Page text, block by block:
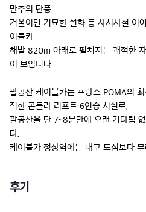
만추의 단풍
겨울이면 기묘한 설화 등 사시사철 이
이블카
해발 820m 아래로 펼쳐지는 쾌적한
이 보입니다.
팔공산 케이블카는 프랑스 POMA의
적한 곤돌라 리프트 6인승 시설로,
팔공산을 단 7~8분만에 오랜 기다림
다.
케이블카 정상역에는 대구 도심보다 무
후기